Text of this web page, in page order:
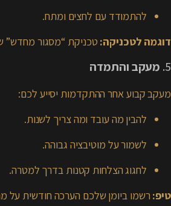
להתמודד עם לחצים ומתח.
דוגמה לטכניקה: טכניקת “מסגור מחדש”
5. מעקב והתמדה
מעקב קבוע אחר ההתקדמות יסייע לכם:
להבין מה עובד ומה צריך לשנות.
לשמור על מוטיבציה גבוהה.
לחגוג הצלחות קטנות בדרך למטרה.
טיפ: רשמו ביומן שלכם הערכה חודשית